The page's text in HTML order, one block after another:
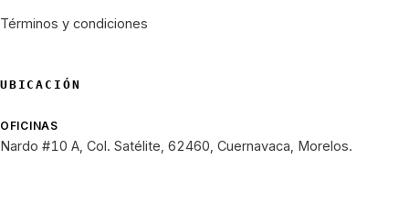
Términos y condiciones
UBICACIÓN
OFICINAS
Nardo #10 A, Col. Satélite, 62460, Cuernavaca, Morelos.